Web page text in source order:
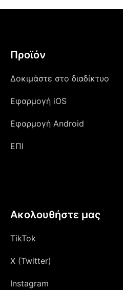
Προϊόν
Δοκιμάστε στο διαδίκτυο
Εφαρμογή iOS
Εφαρμογή Android
ΕΠΙ
Ακολουθήστε μας
TikTok
X (Twitter)
Instagram